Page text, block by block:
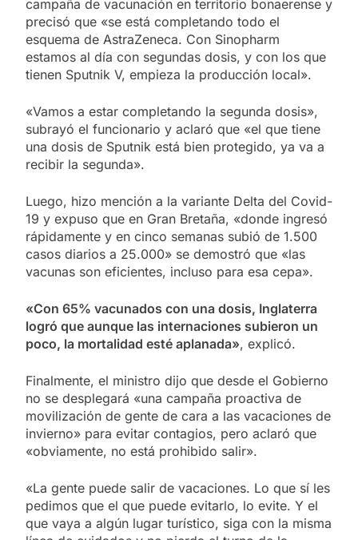
campaña de vacunación en territorio bonaerense y
precisó que «se está completando todo el
esquema de AstraZeneca. Con Sinopharm
estamos al día con segundas dosis, y con los que
tienen Sputnik V, empieza la producción local».
«Vamos a estar completando la segunda dosis»,
subrayó el funcionario y aclaró que «el que tiene
una dosis de Sputnik está bien protegido, ya va a
recibir la segunda».
Luego, hizo mención a la variante Delta del Covid-
19 y expuso que en Gran Bretaña, «donde ingresó
rápidamente y en cinco semanas subió de 1.500
casos diarios a 25.000» se demostró que «las
vacunas son eficientes, incluso para esa cepa».
«Con 65% vacunados con una dosis, Inglaterra
logró que aunque las internaciones subieron un
poco, la mortalidad esté aplanada», explicó.
Finalmente, el ministro dijo que desde el Gobierno
no se desplegará «una campaña proactiva de
movilización de gente de cara a las vacaciones de
invierno» para evitar contagios, pero aclaró que
«obviamente, no está prohibido salir».
«La gente puede salir de vacaciones. Lo que sí les
pedimos que el que puede evitarlo, lo evite. Y el
que vaya a algún lugar turístico, siga con la misma